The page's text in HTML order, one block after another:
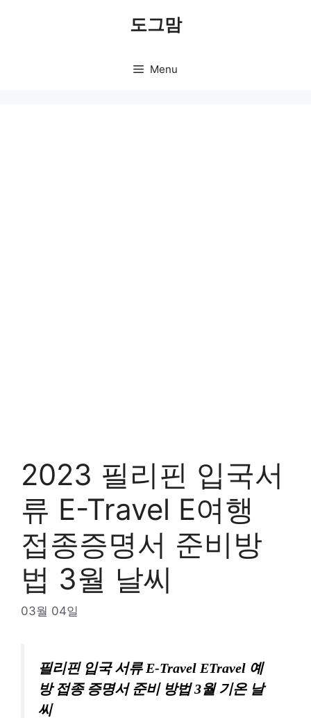
도그맘
Menu
2023 필리핀 입국서
류 E-Travel E여행
접종증명서 준비방
법 3월 날씨
03월 04일
필리핀 입국 서류 E-Travel ETravel 예
방 접종 증명서 준비 방법 3월 기온 날
씨